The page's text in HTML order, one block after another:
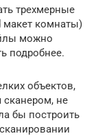
трехмерные
макет комнаты)
можно
подробнее.
объектов,
сканером, не
бы построить